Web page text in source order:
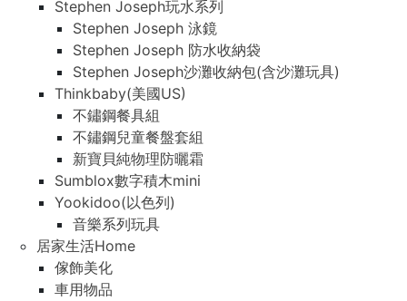
Stephen Joseph玩水系列
Stephen Joseph 泳鏡
Stephen Joseph 防水收納袋
Stephen Joseph沙灘收納包(含沙灘玩具)
Thinkbaby(美國US)
不鏽鋼餐具組
不鏽鋼兒童餐盤套組
新寶貝純物理防曬霜
Sumblox數字積木mini
Yookidoo(以色列)
音樂系列玩具
居家生活Home
傢飾美化
車用物品